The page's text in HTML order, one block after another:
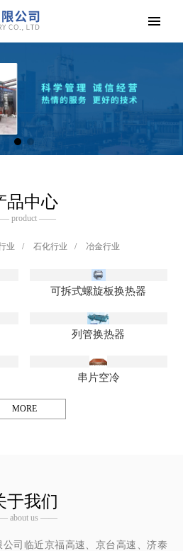
品中心
product ——
业 / 石化行业 / 冶金行业
可拆式螺旋板换热器
列管换热器
串片空冷
MORE
于我们
about us ——
司临近京福高速、京台高速、济泰